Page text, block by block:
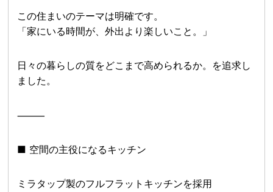
この住まいのテーマは明確です。
「家にいる時間が、外出より楽しいこと。」
日々の暮らしの質をどこまで高められるか。を追求し
ました。
⸻
■ 空間の主役になるキッチン
ミラタップ製のフルフラットキッチンを採用